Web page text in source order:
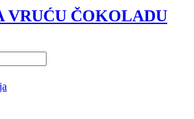
VRUĆU ČOKOLADU